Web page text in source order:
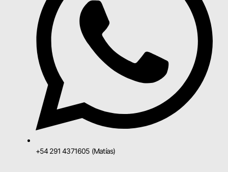
+54 291 4371605 (Matías)